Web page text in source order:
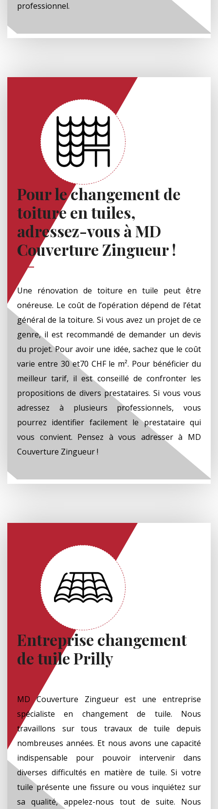
professionnel.
Pour le changement de
toiture en tuiles,
adressez-vous à MD
Couverture Zingueur !
Une rénovation de toiture en tuile peut être
onéreuse. Le coût de l’opération dépend de l’état
général de la toiture. Si vous avez un projet de ce
genre, il est recommandé de demander un devis
du projet. Pour avoir une idée, sachez que le coût
varie entre 30 et70 CHF le m². Pour bénéficier du
meilleur tarif, il est conseillé de confronter les
propositions de divers prestataires. Si vous vous
adressez à plusieurs professionnels, vous
pourrez identifier facilement le prestataire qui
vous convient. Pensez à vous adresser à MD
Couverture Zingueur !
Entreprise changement
de tuile Prilly
MD Couverture Zingueur est une entreprise
spécialiste en changement de tuile. Nous
travaillons sur tous travaux de tuile depuis
nombreuses années. Et nous avons une capacité
indispensable pour pouvoir intervenir dans
diverses difficultés en matière de tuile. Si votre
tuile présente une fissure ou vous inquiétez sur
sa qualité, appelez-nous tout de suite. Nous